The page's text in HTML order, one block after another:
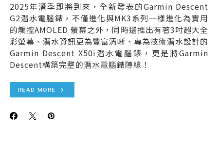
2025年潛季即將到來，全新發表的Garmin Descent
G2潛水電腦錶，不僅進化與MK3系列一樣進化為實用
的觸控AMOLED 螢幕之外，同時還推出有著3吋超大全
彩螢幕、潛水資訊更為豐富清晰、專為技術潛水設計的
Garmin Descent X50i潛水電腦錶，更是將Garmin
Descent構築完整的潛水電腦錶陣線！
READ MORE